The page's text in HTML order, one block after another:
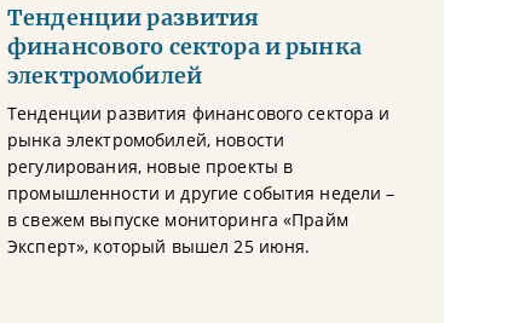
Тенденции развития
финансового сектора и рынка
электромобилей
Тенденции развития финансового сектора и
рынка электромобилей, новости
регулирования, новые проекты в
промышленности и другие события недели –
в свежем выпуске мониторинга «Прайм
Эксперт», который вышел 25 июня.